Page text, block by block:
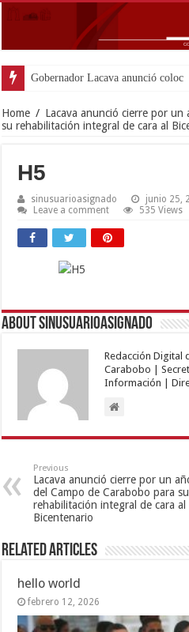
Gobernador Lacava anunció
Home / Lacava anunció cierre por
su rehabilitación integral de cara al
H5
sinusuarioasignado
junio 25,
Leave a comment
535 Views
About sinusuarioasignado
Redacción Digital
Carabobo |
Información |
Previous
Lacava anunció cierre por un
del Campo de Carabobo para su
rehabilitación integral de cara al
Bicentenario
Related Articles
hello world
febrero 12, 2026